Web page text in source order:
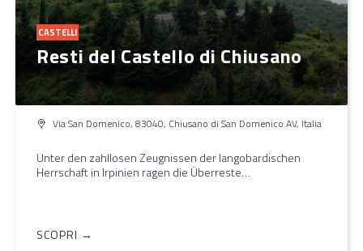
CASTELLI
Resti del Castello di Chiusano
Via San Domenico, 83040, Chiusano di San Domenico AV, Italia
Unter den zahllosen Zeugnissen der langobardischen
Herrschaft in Irpinien ragen die Überreste…
SCOPRI →